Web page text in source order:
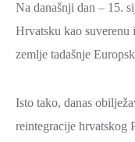
Na današnji dan – 15.
Hrvatsku kao suverenu
zemlje tadašnje
Isto tako, danas
reintegracije hrvatskog